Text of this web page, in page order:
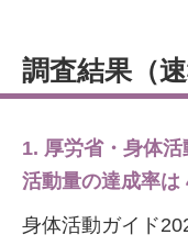
調査結果（速
1. 厚労省・身体
活動量の達成率は
身体活動ガイド